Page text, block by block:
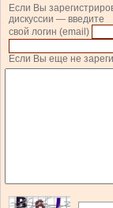
Если Вы
дискуссии — введите
свой логин (email)
Если Вы еще не